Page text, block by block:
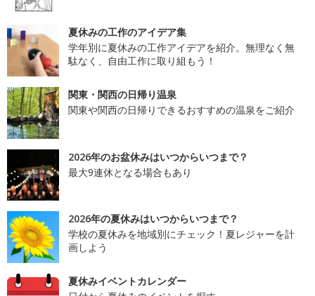
夏休みの工作のアイデア集
学年別に夏休みの工作アイデアを紹介。無理なく無
駄なく、自由工作に取り組もう！
関東・関西の日帰り温泉
関東や関西の日帰りできるおすすめの温泉をご紹介
2026年のお盆休みはいつからいつまで？
最大9連休となる場合もあり
2026年の夏休みはいつからいつまで？
学校の夏休みを地域別にチェック！夏レジャーを計
画しよう
夏休みイベントカレンダー